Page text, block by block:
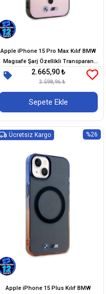
Apple iPhone 15 Pro Max Kılıf BMW
Magsafe Şarj Özellikli Transparan
Renk Geçişli Iridescent Orjinal Lisanslı
Kapak
2.665,90 ₺
3.598,96 ₺
Sepete Ekle
Apple iPhone 15 Plus Kılıf BMW
%26
Ücretsiz Kargo